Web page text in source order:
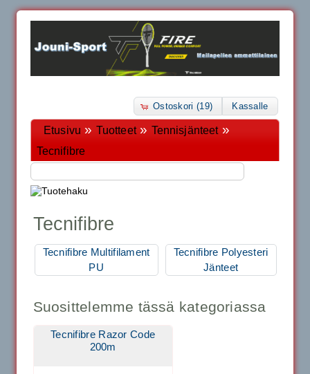
Ostoskori (19) Kassalle
Etusivu » Tuotteet» Tennisjänteet»
Tecnifibre
Tecnifibre
Tecnifibre Multifilament
PU
Tecnifibre Polyesteri
Jänteet
Suosittelemme tässä kategoriassa
Tecnifibre Razor Code
200m